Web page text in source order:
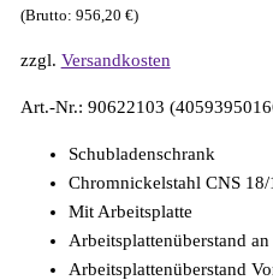
(Brutto: 956,20 €)
zzgl. Versandkosten
Art.-Nr.: 90622103
Schubladenschrank
Chromnickelstahl CNS
Mit Arbeitsplatte
Arbeitsplattenüberstand
Arbeitsplattenüberstand